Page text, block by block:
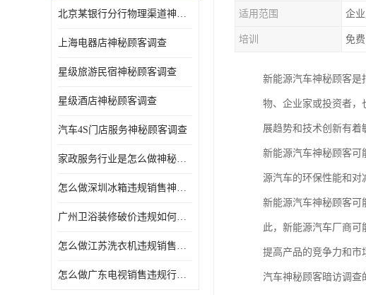
金融行业神秘顾客
服装行业神秘顾客暗访
北京某银行分行物理渠道神秘人检查服务质量
上海电器店神秘顾客调查
星级旅游民宿神秘顾客调查
星级酒店神秘顾客调查
汽车4S门店服务神秘顾客调查
家政服务行业是怎么做神秘顾客调研
怎么做深圳冰箱违规销售神秘顾客检测
广州卫浴装修破价违规如何进行神秘顾客暗访调查
怎么做江苏洗衣机违规销售神秘顾客检测
怎么做广东电视销售违规行为神秘顾客检测
适用范围 企
培训 免费
新能源汽车神秘顾客是
物、企业家或投资者，
展趋势和技术创新有着
新能源汽车神秘顾客可
源汽车的环保性能和对
新能源汽车神秘顾客可
此，新能源汽车厂商可
提高产品的竞争力和市
汽车神秘顾客暗访调查